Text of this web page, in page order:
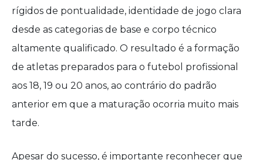
rígidos de pontualidade, identidade de jogo clara
desde as categorias de base e corpo técnico
altamente qualificado. O resultado é a formação
de atletas preparados para o futebol profissional
aos 18, 19 ou 20 anos, ao contrário do padrão
anterior em que a maturação ocorria muito mais
tarde.
Apesar do sucesso, é importante reconhecer que